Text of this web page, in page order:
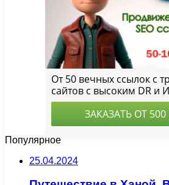
Популярное
25.04.2024